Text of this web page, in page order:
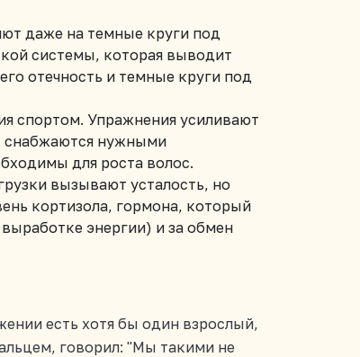
даже на темные круги под
системы, которая выводит
отечность и темные круги под
спортом. Упражнения усиливают
снабжаются нужными
для роста волос.
вызывают усталость, но
кортизола, гормона, который
энергии) и за обмен
есть хотя бы один взрослый,
говорил: "Мы такими не